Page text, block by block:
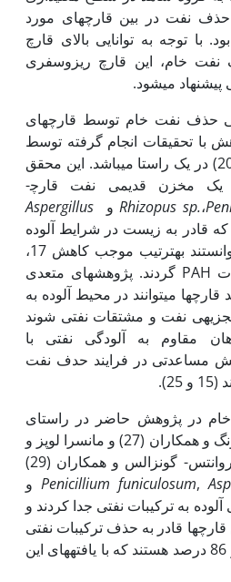
حذف نفت در بین قارچ­های مورد
با توجه به توانایی بالای قارچ
خام، این قارچ ریزوسفری
می­شود.
حذف نفت خام توسط قارچ­های
با تحقیقات انجام گرفته توسط
مانسرا- لوپز و همکاران (20) در یک راستا می­باشد. این محقق
در مطالعه­ای بر روی یک مخزن قدیمی نفت قارچ­
Rhizopus sp.، و
Aspergillus
که قادر به زیست در شرایط آلوده
به ترکیبات نفتی بوده و توانستند به‏ترتیب موجب کاهش 17،
30 و 36 درصد در ترکیبات PAH گردند. پژوهش­های متعدی
می­توانند در محیط آلوده به
نفت و مشتقات نفتی شوند
مقاوم به آلودگی نفتی با
مساعدتی در فرایند حدف نفت
خام در پژوهش حاضر در راستای
تحقیقات اُزوآماکا (26)، گونگ و همکاران (27) و مانسرا لوپز و
همکاران (28) می­باشد. سروانتس- گونزالس و همکاران (29)
Penicillium funiculosum,
و
آلوده به ترکیبات نفتی جدا کردند و
قادر به حذف ترکیبات نفتی
به‏ترتیب به‏میزان 67، 81 و 86 درصد هستند که با یافته­های این